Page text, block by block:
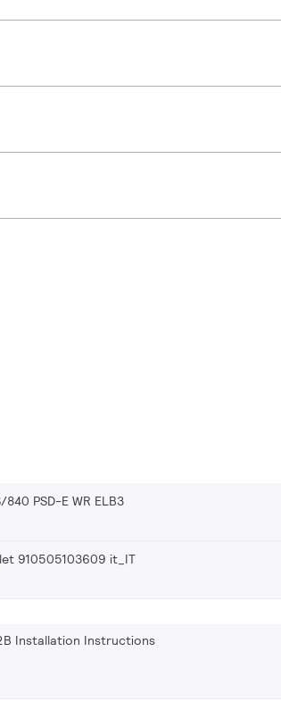
PSD-E WR ELB3
910505103609 it_IT
Installation Instructions